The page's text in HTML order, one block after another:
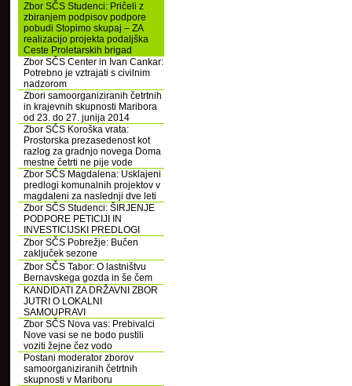
Zbor SČS Studenci: Pričeli z
zbiranjem podpisov podpore
pobudi Stopimo skupaj – ZA
realizacijo projekta podaljška
Ceste Proletarskih brigad
Zbor SČS Center in Ivan Cankar:
Potrebno je vztrajati s civilnim
nadzorom
Zbori samoorganiziranih četrtnih
in krajevnih skupnosti Maribora
od 23. do 27. junija 2014
Zbor SČS Koroška vrata:
Prostorska prezasedenost kot
razlog za gradnjo novega Doma
mestne četrti ne pije vode
Zbor SČS Magdalena: Usklajeni
predlogi komunalnih projektov v
magdaleni za naslednji dve leti
Zbor SČS Studenci: ŠIRJENJE
PODPORE PETICIJI IN
INVESTICIJSKI PREDLOGI
Zbor SČS Pobrežje: Bučen
zaključek sezone
Zbor SČS Tabor: O lastništvu
Bernavskega gozda in še čem
KANDIDATI ZA DRŽAVNI ZBOR
JUTRI O LOKALNI
SAMOUPRAVI
Zbor SČS Nova vas: Prebivalci
Nove vasi se ne bodo pustili
voziti žejne čez vodo
Postani moderator zborov
samoorganiziranih četrtnih
skupnosti v Mariboru